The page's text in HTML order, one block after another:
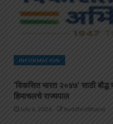
INFORMATION
‘विकसित भारत २०४७’ साठी
हिमाचलचे राज्यपाल
July 6, 2026 buddhistbharat